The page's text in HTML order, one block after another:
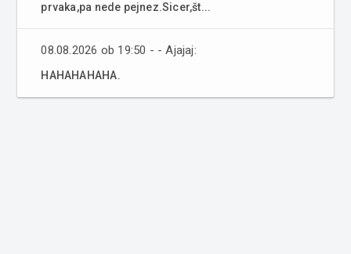
prvaka,pa nede pejnez.Sicer,št...
08.08.2026 ob 19:50 - - Ajajaj:
HAHAHAHAHA.